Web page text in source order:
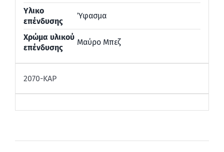
Υλικο
επένδυσης
Ύφασμα
Χρώμα υλικού
επένδυσης
Μαύρο Μπεζ
2070-ΚΑΡ